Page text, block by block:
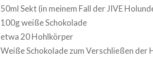
50ml Sekt (in meinem Fall der JIVE
100g weiße Schokolade
etwa 20 Hohlkörper
Weiße Schokolade zum Verschließen der